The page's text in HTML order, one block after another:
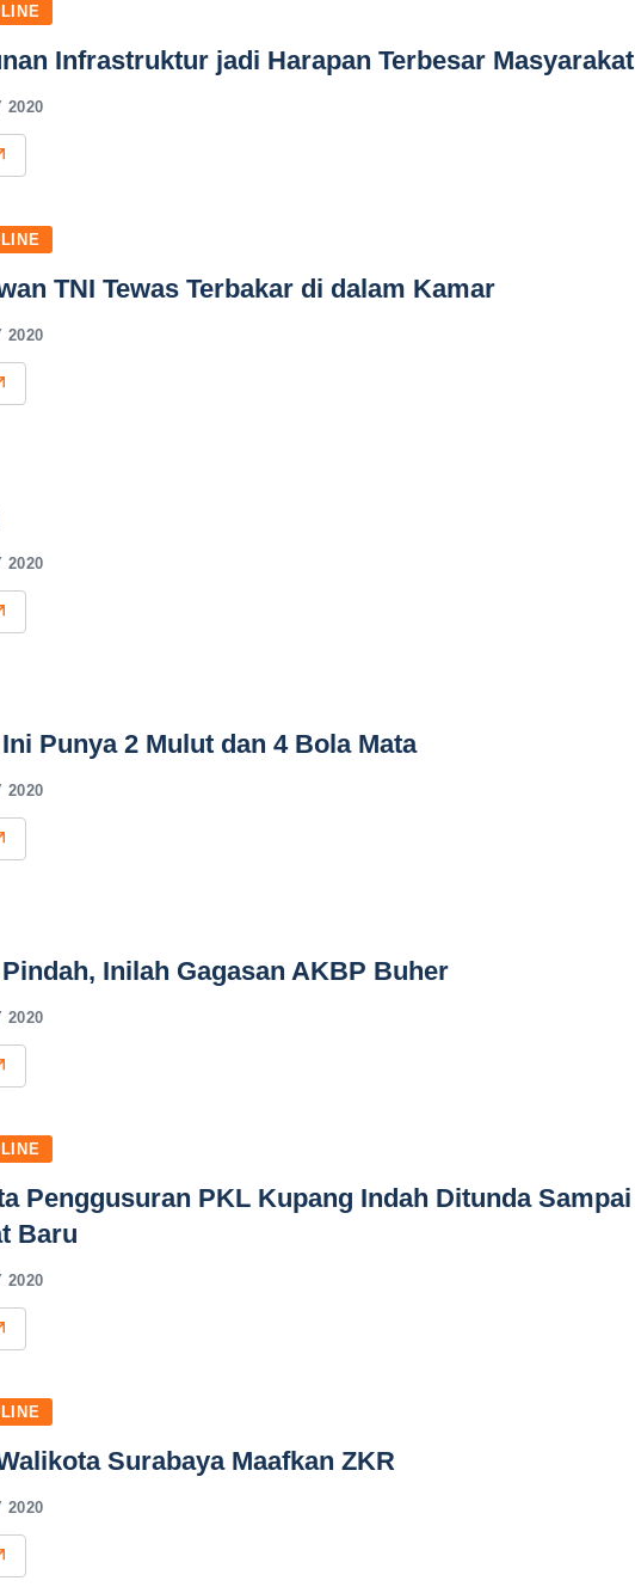
Infrastruktur jadi Harapan Terbesar Masyarakat
2020
TNI Tewas Terbakar di dalam Kamar
2020
2020
Punya 2 Mulut dan 4 Bola Mata
2020
Inilah Gagasan AKBP Buher
2020
Penggusuran PKL Kupang Indah Ditunda Sampai
Baru
2020
Surabaya Maafkan ZKR
2020